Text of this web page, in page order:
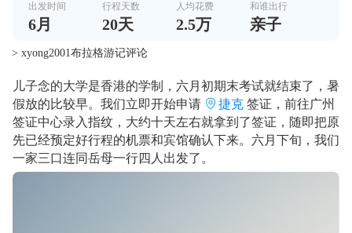
出发时间
6月
行程天数
20天
人均花费
2.5万
和谁出行
亲子
> xyong2001布拉格游记评论
儿子念的大学是香港的学制，六月初期末考试就结束了，暑
假放的比较早。我们立即开始申请
捷克 签证，前往广州
签证中心录入指纹，大约十天左右就拿到了签证，随即把原
先已经预定好行程的机票和宾馆确认下来。六月下旬，我们
一家三口连同岳母一行四人出发了。